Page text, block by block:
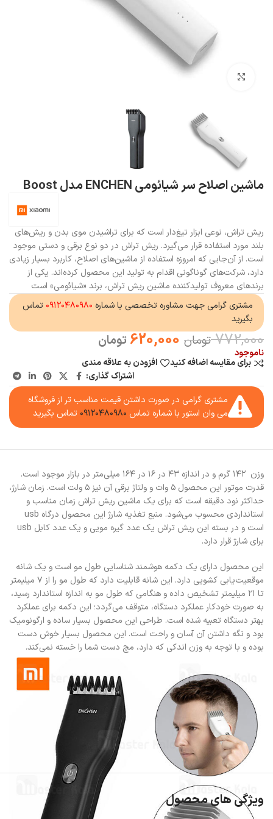
بزرگنمایی تصویر
ماشین اصلاح سر شیائومی ENCHEN مدل Boost
ریش تراش، نوعی ابزار تیغ‌دار است که برای تراشیدن موی بدن و ریش‌های
بلند مورد استفاده قرار می‌گیرد. ریش‌ تراش در دو نوع برقی و دستی موجود
است. از آن‌جایی که امروزه استفاده از ماشین‌های اصلاح، کاربرد بسیار زیادی
دارد، شرکت‌های گوناگونی اقدام به تولید این محصول کرده‌اند. یکی از
برندهای معروف تولیدکننده ماشین ریش تراش، برند «شیائومی» است
مشتری گرامی جهت مشاوره تخصصی با شماره ۰۹۱۲۰۴۸۰۹۸۰ تماس
بگیرید
772,000 تومان 620,000 تومان
ناموجود
برای مقایسه اضافه کنید
افزودن به علاقه مندی
اشتراک گذاری:
مشتری گرامی در صورت داشتن قیمت مناسب تر از فروشگاه
می وان استور با شماره تماس ۰۹۱۲۰۴۸۰۹۸۰ تماس بگیرید
وزن ۱۴۲ گرم و در اندازه ۴۳ در ۱۶ در ۱۶۴ میلی‌متر در بازار موجود است.
قدرت موتور این محصول ۵ وات و ولتاژ برقی آن نیز ۵ ولت است. زمان شارژ،
حداکثر نود دقیقه است که برای یک ماشین ریش تراش زمان مناسب و
استانداردی محسوب می‌شود. منبع تغذیه شارژ این محصول درگاه usb
است و در بسته این ریش تراش یک عدد گیره مویی و یک عدد کابل usb
برای شارژ قرار دارد.
این محصول دارای یک دکمه هوشمند شناسایی طول مو است و یک شانه
موقعیت‌یابی کشویی دارد. این شانه قابلیت دارد که طول مو را از ۷ میلیمتر
تا ۲۱ میلیمتر تشخیص داده و هنگامی که طول مو به اندازه استاندارد رسید،
به صورت خودکار عملکرد دستگاه، متوقف می‌گردد؛ این دکمه برای عملکرد
بهتر دستگاه تعبیه شده است. طراحی این محصول بسیار ساده و ارگونومیک
بود و نگه داشتن آن آسان و راحت است. این محصول بسیار خوش دست
بوده و با توجه به وزن اندکی که دارد، مچ دست شما را خسته نمی‌کند.
ویژگی های محصول